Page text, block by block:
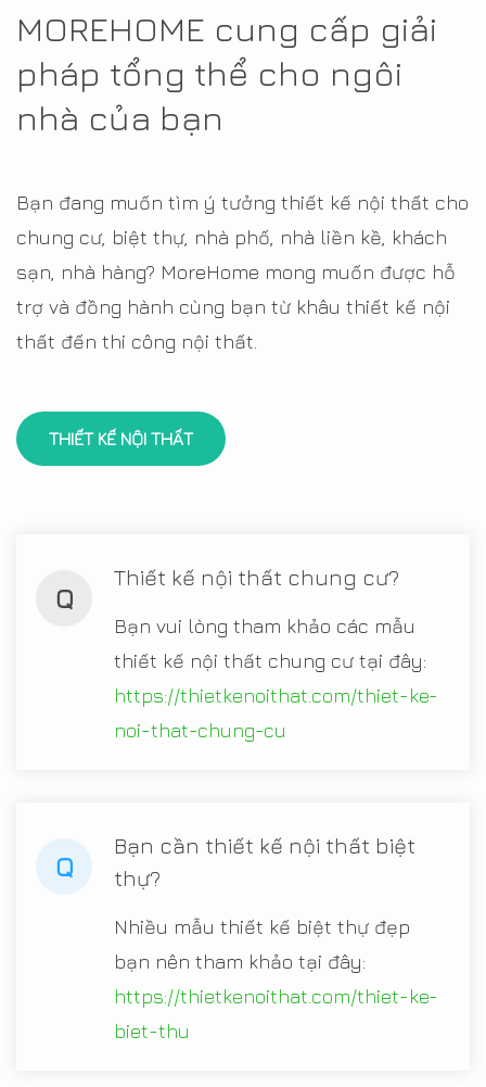
MOREHOME cung cấp giải
pháp tổng thể cho ngôi
nhà của bạn
Bạn đang muốn tìm ý tưởng thiết kế nội thất cho
chung cư, biệt thự, nhà phố, nhà liền kề, khách
sạn, nhà hàng? MoreHome mong muốn được hỗ
trợ và đồng hành cùng bạn từ khâu thiết kế nội
thất đến thi công nội thất.
THIẾT KẾ NỘI THẤT
Q
Thiết kế nội thất chung cư?
Bạn vui lòng tham khảo các mẫu
thiết kế nội thất chung cư tại đây:
https://thietkenoithat.com/thiet-ke-
noi-that-chung-cu
Q
Bạn cần thiết kế nội thất biệt
thự?
Nhiều mẫu thiết kế biệt thự đẹp
bạn nên tham khảo tại đây:
https://thietkenoithat.com/thiet-ke-
biet-thu